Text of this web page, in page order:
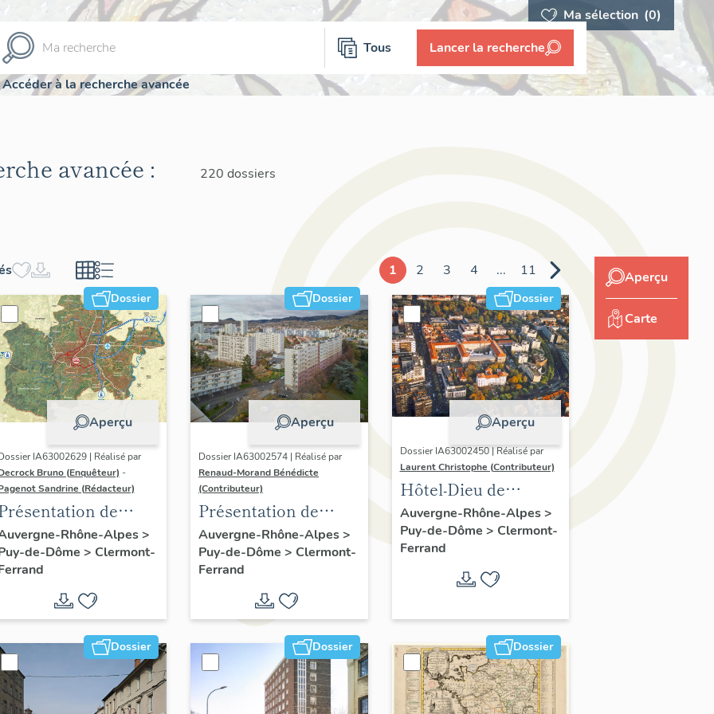
Ma sélection (0)
Tous Lancer la recherche
Accéder à la recherche avancée
avancée : 220 dossiers
1 2 3 4 ... 11
Dossier
Aperçu
IA63002629 | Réalisé par
Bruno (Enquêteur) -
Sandrine (Rédacteur)
de
du
viticole
du territoire de
Auvergne-
Rhône-Alpes>
de-Dôme > Clermont-
Dossier
Aperçu
Dossier IA63002574 | Réalisé par
Renaud-Morand Bénédicte
(Contributeur)
Présentation de
l'opération
ponctuelle "Muraille
de Chine" (de
Clermont-Ferrand)
Auvergne-Rhône-Alpes>
Puy-de-Dôme > Clermont-
Ferrand
Dossier
Aperçu
Dossier IA63002450 | Réalisé par
Laurent Christophe (Contributeur)
Hôtel-Dieu de
Clermont-Ferrand :
les raisons de l'étude
Auvergne-Rhône-Alpes>
Puy-de-Dôme > Clermont-
Ferrand
Dossier Dossier Dossier
Aperçu
Carte